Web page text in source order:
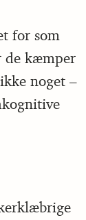
for som
de kæmper
noget –